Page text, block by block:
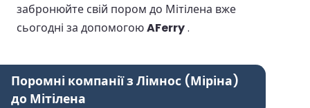
забронюйте свій пором до Мітілена вже
сьогодні за допомогоюAFerry.
Поромні компанії з Лімнос (Міріна)
до Мітілена